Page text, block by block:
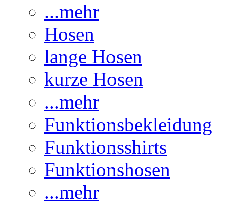
...mehr
Hosen
lange Hosen
kurze Hosen
...mehr
Funktionsbekleidung
Funktionsshirts
Funktionshosen
...mehr